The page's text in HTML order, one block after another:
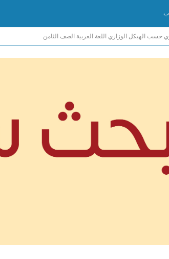
حسب الهيكل الوزاري اللغة العربية الصف الثامن